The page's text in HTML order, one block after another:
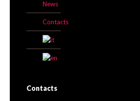
News
Contacts
Contacts